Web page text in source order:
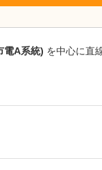
電A系統) を中心に直
羽生 健
羽生 友起
当院は、2015年
で困ったときに